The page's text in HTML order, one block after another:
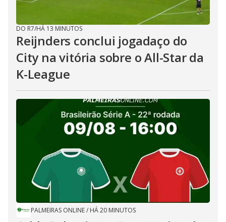
DO R7/HÁ 13 MINUTOS
Reijnders conclui jogadaço do
City na vitória sobre o All-Star da
K-League
PALMEIRAS ONLINE/ HÁ 20 MINUTOS